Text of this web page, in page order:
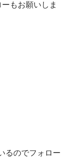
もお願いしま
るのでフォロー